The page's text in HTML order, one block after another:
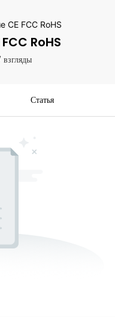
CE FCC RoHS
FCC RoHS
взгляды
Статья